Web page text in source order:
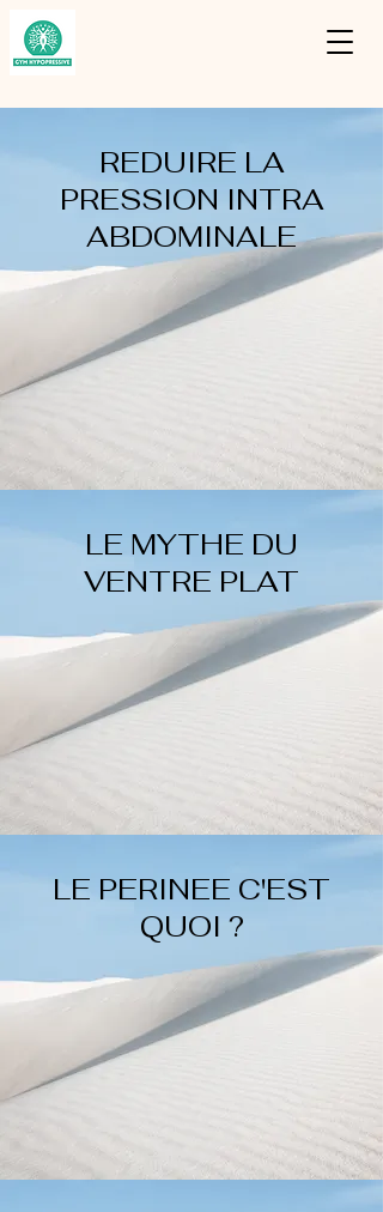
REDUIRE LA
PRESSION INTRA
ABDOMINALE
LE MYTHE DU
VENTRE PLAT
LE PERINEE C'EST
QUOI ?